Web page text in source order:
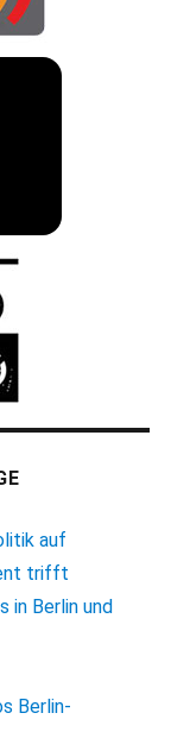
auf
trifft
in Berlin und
Berlin-